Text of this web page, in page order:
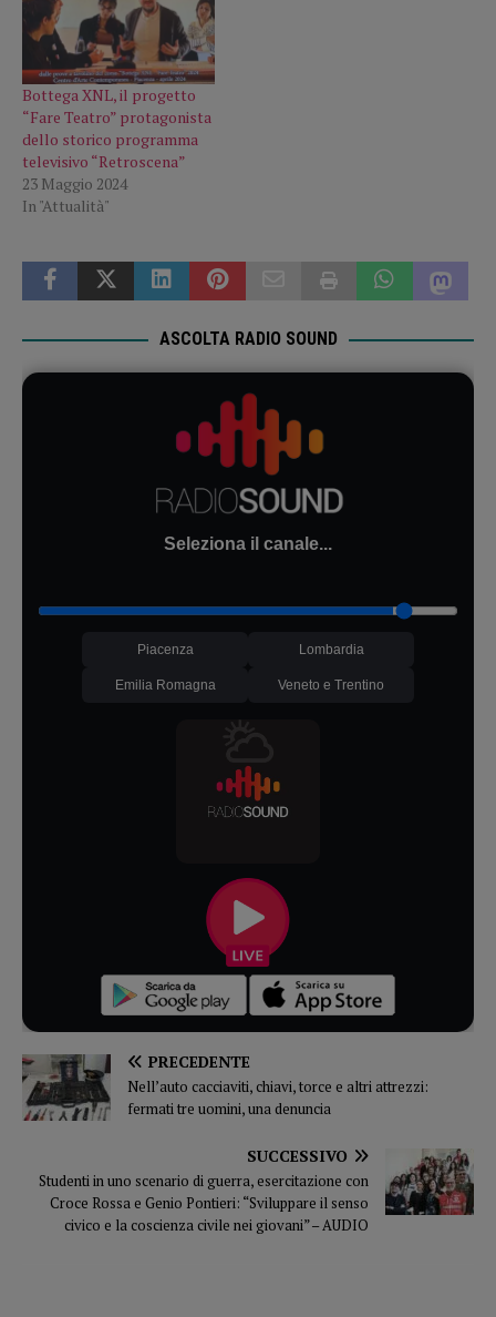
Bottega XNL, il progetto
“Fare Teatro” protagonista
dello storico programma
televisivo “Retroscena”
23 Maggio 2024
In "Attualità"
ASCOLTA RADIO SOUND
Seleziona il canale...
Piacenza Lombardia
Emilia Romagna Veneto e Trentino
PRECEDENTE
Nell’auto cacciaviti, chiavi, torce e altri attrezzi:
fermati tre uomini, una denuncia
SUCCESSIVO
Studenti in uno scenario di guerra, esercitazione con
Croce Rossa e Genio Pontieri: “Sviluppare il senso
civico e la coscienza civile nei giovani” – AUDIO